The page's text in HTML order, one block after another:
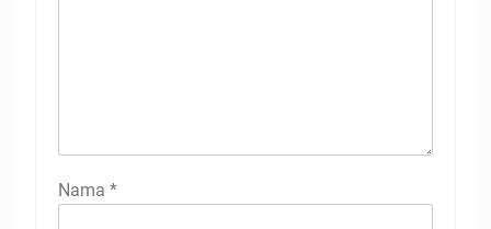
Nama *